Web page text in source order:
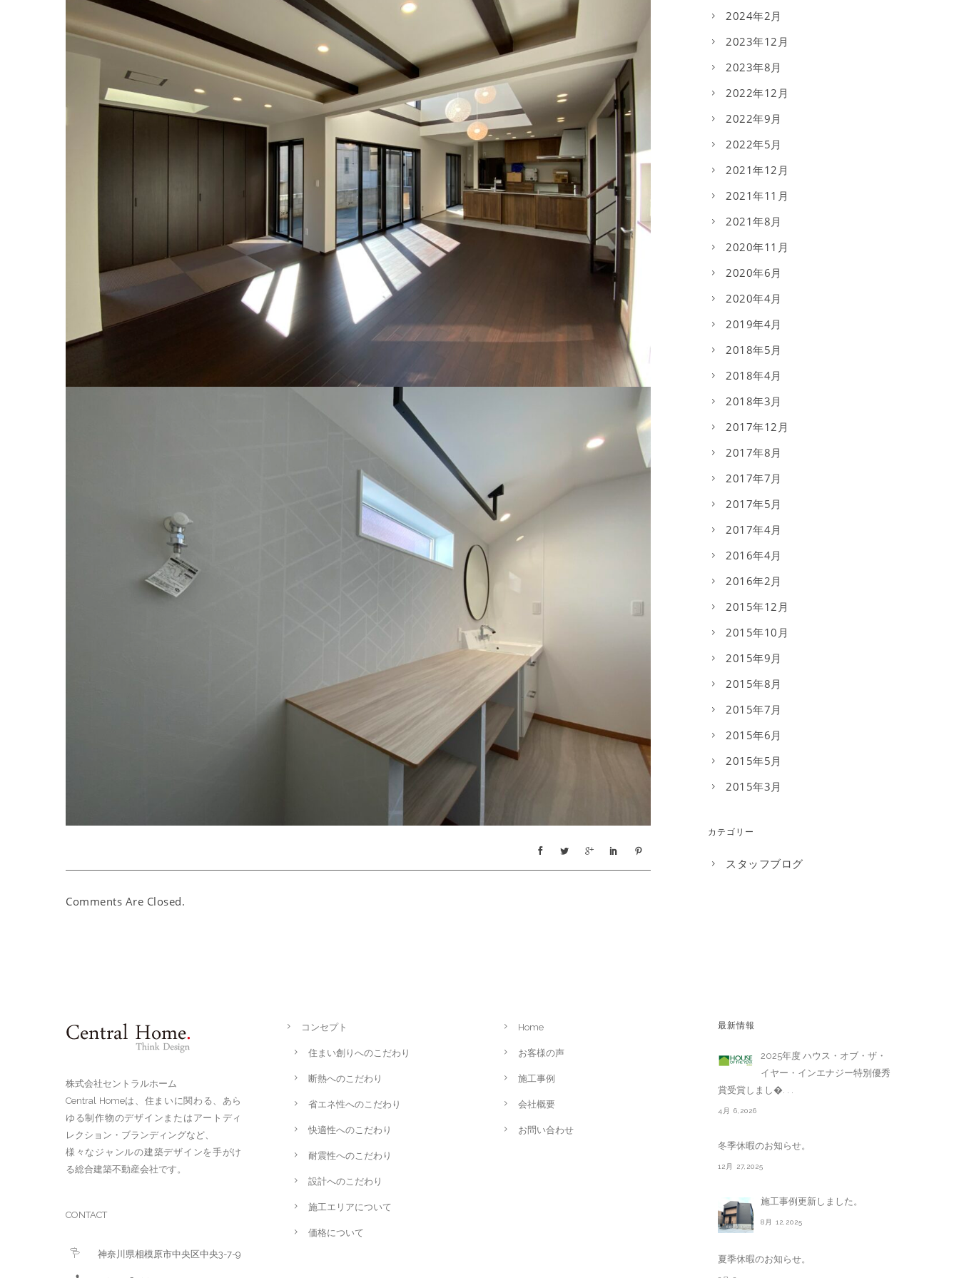
Comments Are Closed.
2024年2月
2023年12月
2023年8月
2022年12月
2022年9月
2022年5月
2021年12月
2021年11月
2021年8月
2020年11月
2020年6月
2020年4月
2019年4月
2018年5月
2018年4月
2018年3月
2017年12月
2017年8月
2017年7月
2017年5月
2017年4月
2016年4月
2016年2月
2015年12月
2015年10月
2015年9月
2015年8月
2015年7月
2015年6月
2015年5月
2015年3月
カテゴリー
スタッフブログ
株式会社セントラルホーム
Central Homeは、住まいに関わる、あら
ゆる制作物のデザインまたはアートディ
レクション・ブランディングなど、
様々なジャンルの建築デザインを手がけ
る総合建築不動産会社です。
CONTACT
神奈川県相模原市中央区中央3-7-9
コンセプト
住まい創りへのこだわり
断熱へのこだわり
省エネ性へのこだわり
快適性へのこだわり
耐震性へのこだわり
設計へのこだわり
施工エリアについて
価格について
Home
お客様の声
施工事例
会社概要
お問い合わせ
最新情報
2025年度 ハウス・オブ・ザ・
イヤー・インエナジー特別優秀
賞受賞しまし�. . .
4月 6,2026
冬季休暇のお知らせ。
12月 27,2025
施工事例更新しました。
8月 12,2025
夏季休暇のお知らせ。